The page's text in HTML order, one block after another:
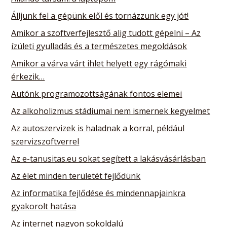
Álljunk fel a gépünk elől és tornázzunk egy jót!
Amikor a szoftverfejlesztő alig tudott gépelni – Az
ízületi gyulladás és a természetes megoldások
Amikor a várva várt ihlet helyett egy rágómaki
érkezik…
Autónk programozottságának fontos elemei
Az alkoholizmus stádiumai nem ismernek kegyelmet
Az autoszervizek is haladnak a korral, például
szervizszoftverrel
Az e-tanusitas.eu sokat segített a lakásvásárlásban
Az élet minden területét fejlődünk
Az informatika fejlődése és mindennapjainkra
gyakorolt hatása
Az internet nagyon sokoldalú